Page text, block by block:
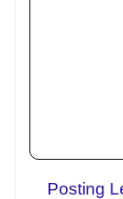
Posting